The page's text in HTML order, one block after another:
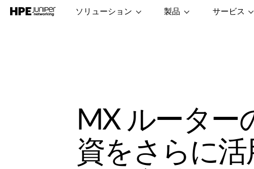
ソリューション 製品 サービス
MX ルーター
資をさらに活